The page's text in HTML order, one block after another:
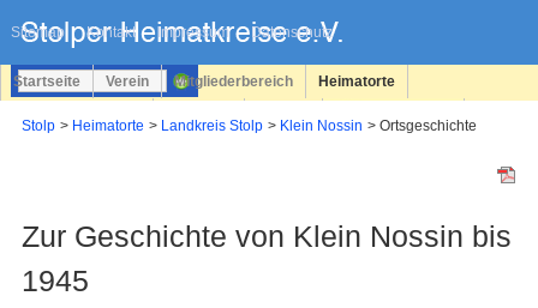
Sitemap Kontakt Impressum Datenschutz
überspringen
Startseite Verein Mitgliederbereich Heimatorte
Stolp Heimatorte Landkreis Stolp Klein Nossin Ortsgeschichte
Zur Geschichte von Klein Nossin bis
1945